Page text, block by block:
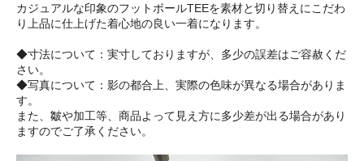
カジュアルな印象のフットボールTEEを素材と切り替えにこだわ
り上品に仕上げた着心地の良い一着になります。
◆寸法について：実寸しておりますが、多少の誤差はご容赦くだ
さい。
◆写真について：影の都合上、実際の色味が異なる場合がありま
す。
また、皺や加工等、商品よって見え方に多少差が出る場合があり
ますのでご了承ください。